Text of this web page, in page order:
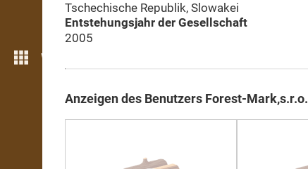
Weitere Funktionen
Tschechische Republik, Slowakei
Entstehungsjahr der Gesellschaft
2005
Anzeigen des Benutzers Forest-Mark,s.r.o.